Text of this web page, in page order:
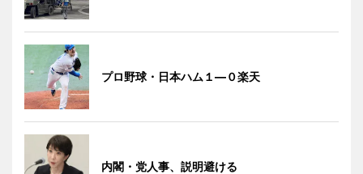
プロ野球・日本ハム１―０楽天
内閣・党人事、説明避ける